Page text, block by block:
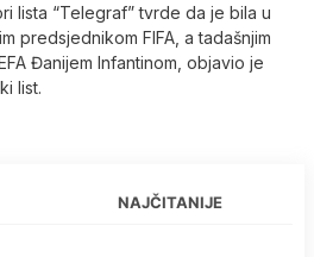
lista “Telegraf” tvrde da je bila u
predsjednikom FIFA, a tadašnjim
Đanijem Infantinom, objavio je
list.
NAJČITANIJE